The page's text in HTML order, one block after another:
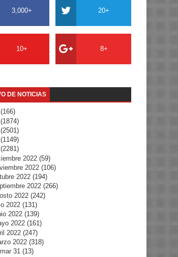
3,000+ 20+
10+ 8+
DE NOTICIAS
(166)
(1874)
(2501)
(1149)
(2281)
2022 (59)
2022 (106)
2022 (194)
2022 (266)
2022 (242)
2022 (131)
2022 (139)
2022 (161)
2022 (247)
2022 (318)
mar 31(13)